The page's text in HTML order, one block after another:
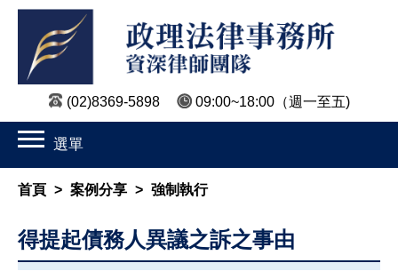
(02)8369-5898 09:00~18:00 （週一至五)
選單
首頁 > 案例分享 > 強制執行
得提起債務人異議之訴之事由